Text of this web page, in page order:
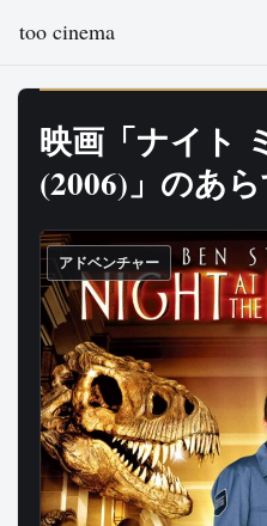
too cinema
映画「ナイト
(2006)」のあ
アドベンチャー